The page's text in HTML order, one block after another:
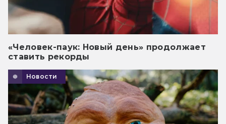
«Человек-паук: Новый день» продолжает
ставить рекорды
Новости